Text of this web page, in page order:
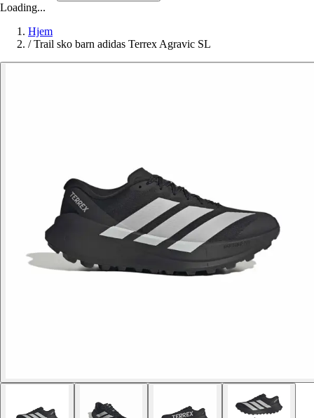
Loading...
Hjem
/ Trail sko barn adidas Terrex Agravic SL